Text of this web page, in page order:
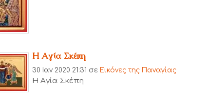
Η Αγία Σκέπη
30 Ιαν 2020 21:31 σε Εικόνες της Παναγίας
Η Αγία Σκέπη